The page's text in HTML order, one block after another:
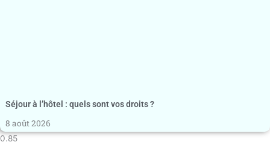
Séjour à l’hôtel : quels sont vos droits ?
8 août 2026